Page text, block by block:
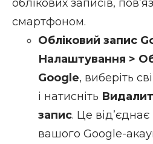
облікових записів,
смартфоном.
Обліковий запис
Налаштування >
Google, виберіть
і натисніть
запис. Це від’єднає
вашого Google-